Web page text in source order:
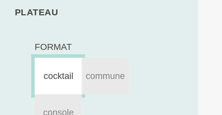
PLATEAU
FORMAT
cocktail commune
console